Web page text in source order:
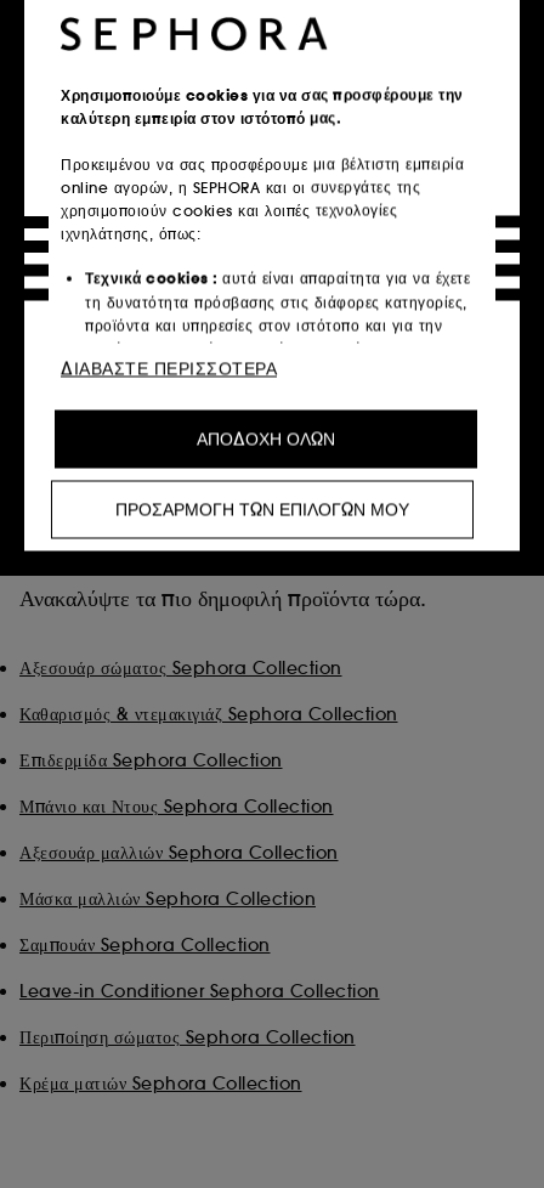
SEPHORA COLLECTION
Coconut Mania
Σετ με Μάσκες για Πρόσωπο & Σώμα
€ 11,99
Εξαντλήθηκε,
Τα πιο δημοφιλή προϊόντα
Ανακαλύψτε τα πιο δημοφιλή προϊόντα τώρα.
Αξεσουάρ σώματος Sephora Collection
Καθαρισμός & ντεμακιγιάζ Sephora Collection
Επιδερμίδα Sephora Collection
Μπάνιο και Ντους Sephora Collection
Αξεσουάρ μαλλιών Sephora Collection
Μάσκα μαλλιών Sephora Collection
Σαμπουάν Sephora Collection
Leave-in Conditioner Sephora Collection
Περιποίηση σώματος Sephora Collection
Κρέμα ματιών Sephora Collection
Χρησιμοποιούμε cookies για να σας προσφέρουμε την
καλύτερη εμπειρία στον ιστότοπό μας.
Προκειμένου να σας προσφέρουμε μια βέλτιστη εμπειρία
online αγορών, η SEPHORA και οι συνεργάτες της
χρησιμοποιούν cookies και λοιπές τεχνολογίες
ιχνηλάτησης, όπως:
Τεχνικά cookies : αυτά είναι απαραίτητα για να έχετε
τη δυνατότητα πρόσβασης στις διάφορες κατηγορίες,
προϊόντα και υπηρεσίες στον ιστότοπο και για την
ασφάλεια του ιστότοπου. Είναι απαραίτητα για την
τεχνική λειτουργία του ιστότοπου και δεν μπορούν να
Cookies εξατομίκευσης :μας επιτρέπουν να σας
παρέχουμε μια βελτιωμένη και εξατομικευμένη εμπειρία
προτείνοντας προϊόντα, υπηρεσίες και περιεχόμενο που
ταιριάζουν καλύτερα στις προτιμήσεις σας και να σας
παρέχουμε προωθητικές προσφορές προσαρμοσμένες
στο προφίλ σας.
Κοινωνικά δίκτυα και διαφημιστικά cookies:αυτά
συμπεριλαμβανομένων ιστότοπων τρίτων και
το ιστορικό περιήγησής σας και το ιστορικό
να καταρτίζουμε στατιστικά στοιχεία για τον αριθμό των
περιήγησής τους, προκειμένου να βελτιώσουμε την
επιτρέπουν να αποτρέψουμε την απάτη πληρωμών και
Εκτός από τα τεχνικά cookies, η εφαρμογή των
Μπορείτε να προσαρμόσετε τις επιλογές σας σχετικά με την
ΑΠΟΔΟΧΗ ΟΛΩΝ
ΠΡΟΣΑΡΜΟΓΗ ΤΩΝ ΕΠΙΛΟΓΩΝ ΜΟΥ
ΔΙΑΒΑΣΤΕ ΠΕΡΙΣΣΟΤΕΡΑ